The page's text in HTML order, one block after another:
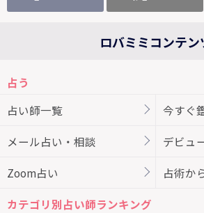
ロバミミコンテン
占う
占い師一覧
今すぐ
メール占い・相談 デビュ
Zoom占い 占術か
カテゴリ別占い師ランキング